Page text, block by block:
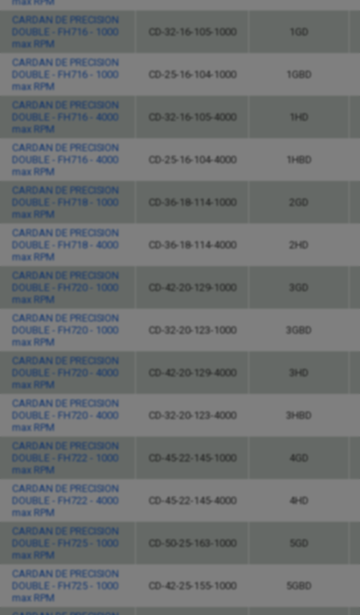
CARDAN DE PRECISION
DOUBLE - FH716 - 1000
max RPM
CD-32-16-105-1000 1GD
CARDAN DE PRECISION
DOUBLE - FH716 - 1000
max RPM
CD-25-16-104-1000 1GBD
CARDAN DE PRECISION
DOUBLE - FH716 - 4000
max RPM
CD-32-16-105-4000 1HD
CARDAN DE PRECISION
DOUBLE - FH716 - 4000
max RPM
CD-25-16-104-4000 1HBD
CARDAN DE PRECISION
DOUBLE - FH718 - 1000
max RPM
CD-36-18-114-1000 2GD
CARDAN DE PRECISION
DOUBLE - FH718 - 4000
max RPM
CD-36-18-114-4000 2HD
CARDAN DE PRECISION
DOUBLE - FH720 - 1000
max RPM
CD-42-20-129-1000 3GD
CARDAN DE PRECISION
DOUBLE - FH720 - 1000
max RPM
CD-32-20-123-1000 3GBD
CARDAN DE PRECISION
DOUBLE - FH720 - 4000
max RPM
CD-42-20-129-4000 3HD
CARDAN DE PRECISION
DOUBLE - FH720 - 4000
max RPM
CD-32-20-123-4000 3HBD
CARDAN DE PRECISION
DOUBLE - FH722 - 1000
max RPM
CD-45-22-145-1000 4GD
CARDAN DE PRECISION
DOUBLE - FH722 - 4000
max RPM
CD-45-22-145-4000 4HD
CARDAN DE PRECISION
DOUBLE - FH725 - 1000
max RPM
CD-50-25-163-1000 5GD
CARDAN DE PRECISION
DOUBLE - FH725 - 1000
max RPM
CD-42-25-155-1000 5GBD